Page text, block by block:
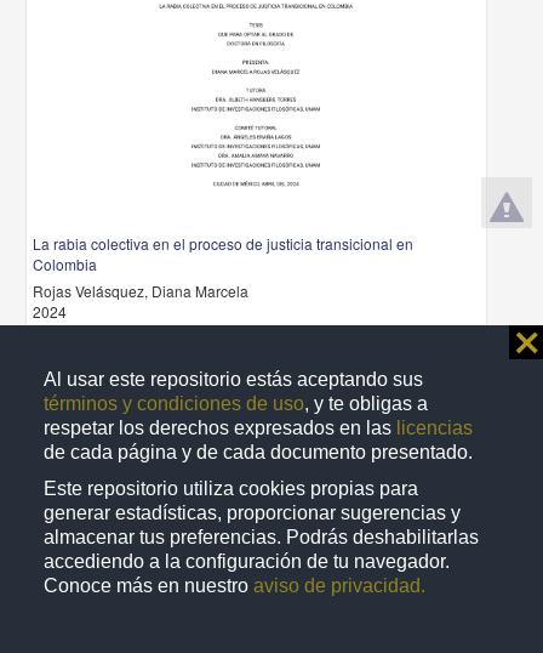
Al usar este repositorio estás aceptando sus
términos y condiciones de uso, y te obligas a
respetar los derechos expresados en las licencias
de cada página y de cada documento presentado.
Este repositorio utiliza cookies propias para
generar estadísticas, proporcionar sugerencias y
almacenar tus preferencias. Podrás deshabilitarlas
accediendo a la configuración de tu navegador.
Conoce más en nuestro aviso de privacidad.
⨯
La rabia colectiva en el proceso de justicia transicional en
Colombia
Rojas Velásquez, Diana Marcela
2024
Artes y Humanidades
Trabajo de grado